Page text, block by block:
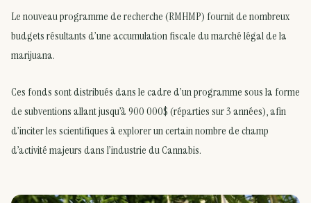
Le nouveau programme de recherche (RMHMP) fournit de nombreux
budgets résultants d’une accumulation fiscale du marché légal de la
marijuana.
Ces fonds sont distribués dans le cadre d’un programme sous la forme
de subventions allant jusqu’à 900 000$ (réparties sur 3 années), afin
d’inciter les scientifiques à explorer un certain nombre de champ
d’activité majeurs dans l’industrie du Cannabis.